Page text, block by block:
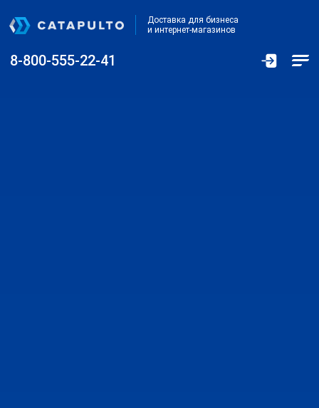
Доставка для бизнеса
и интернет-магазинов
8-800-555-22-41